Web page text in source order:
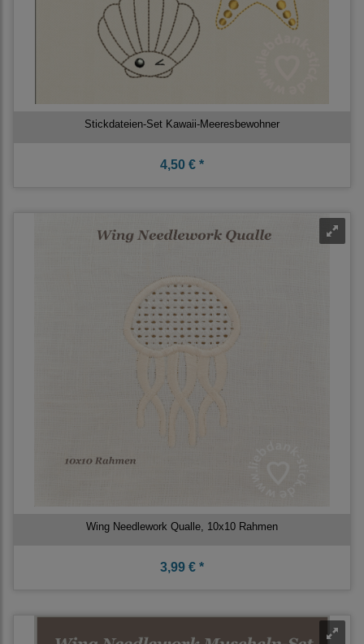
Stickdateien-Set Kawaii-Meeresbewohner
4,50 € *
Wing Needlework Qualle, 10x10 Rahmen
3,99 € *